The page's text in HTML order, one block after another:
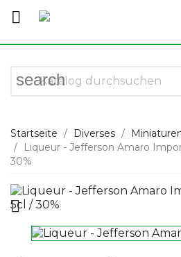

search
Startseite Diverses
Liqueur - Jefferson Amaro
30%
